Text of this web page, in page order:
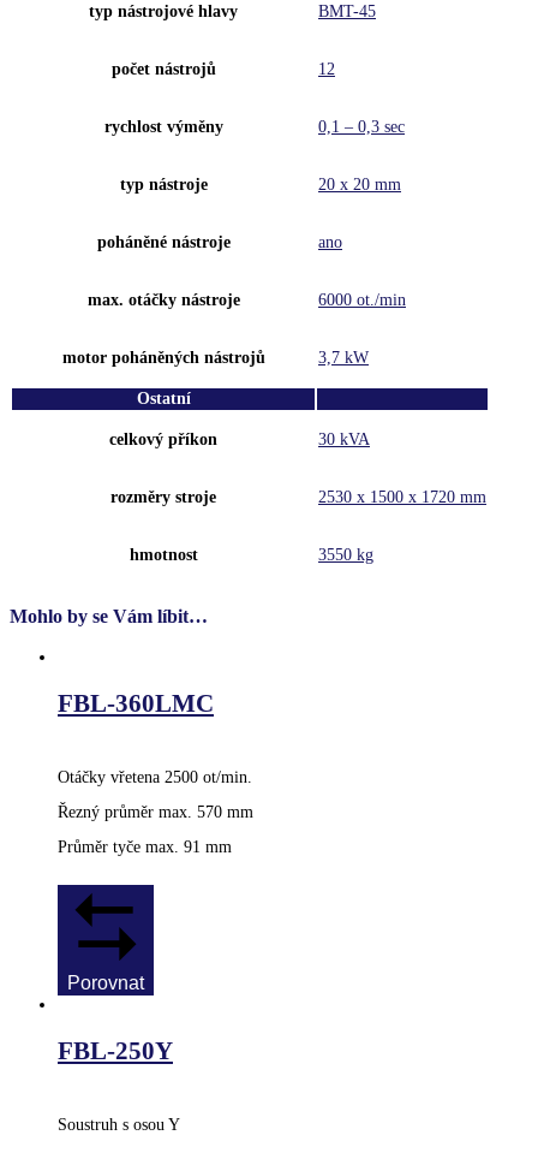
typ nástrojové hlavy BMT-45
počet nástrojů 12
rychlost výměny 0,1 – 0,3 sec
typ nástroje 20 x 20 mm
poháněné nástroje ano
max. otáčky nástroje 6000 ot./min
motor poháněných nástrojů 3,7 kW
Ostatní
celkový příkon 30 kVA
rozměry stroje 2530 x 1500 x 1720 mm
hmotnost 3550 kg
Mohlo by se Vám líbit…
FBL-360LMC
Otáčky vřetena 2500 ot/min.
Řezný průměr max. 570 mm
Průměr tyče max. 91 mm
Porovnat
FBL-250Y
Soustruh s osou Y